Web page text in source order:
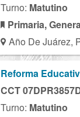
Turno: Matutino
Primaria,
Año De Juárez,
Reforma
CCT
Turno: Matutino